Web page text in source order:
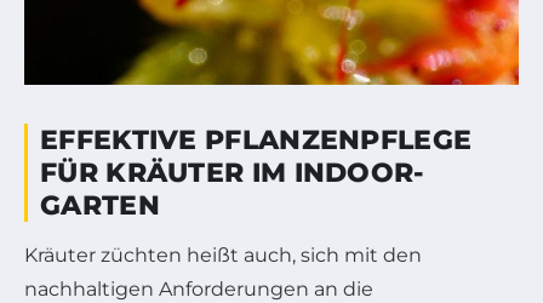
EFFEKTIVE PFLANZENPFLEGE
FÜR KRÄUTER IM INDOOR-
GARTEN
Kräuter züchten heißt auch, sich mit den
nachhaltigen Anforderungen an die